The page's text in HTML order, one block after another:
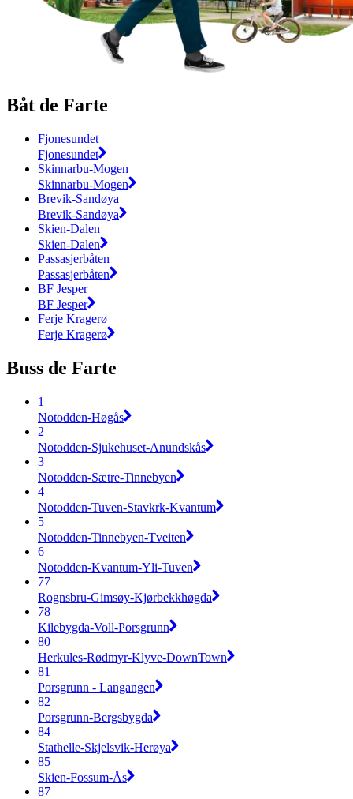
Båt de Farte
Fjonesundet
Fjonesundet
Skinnarbu-Mogen
Skinnarbu-Mogen
Brevik-Sandøya
Brevik-Sandøya
Skien-Dalen
Skien-Dalen
Passasjerbåten
Passasjerbåten
BF Jesper
BF Jesper
Ferje Kragerø
Ferje Kragerø
Buss de Farte
1
Notodden-Høgås
2
Notodden-Sjukehuset-Anundskås
3
Notodden-Sætre-Tinnebyen
4
Notodden-Tuven-Stavkrk-Kvantum
5
Notodden-Tinnebyen-Tveiten
6
Notodden-Kvantum-Yli-Tuven
77
Rognsbru-Gimsøy-Kjørbekkhøgda
78
Kilebygda-Voll-Porsgrunn
80
Herkules-Rødmyr-Klyve-DownTown
81
Porsgrunn - Langangen
82
Porsgrunn-Bergsbygda
84
Stathelle-Skjelsvik-Herøya
85
Skien-Fossum-Ås
87